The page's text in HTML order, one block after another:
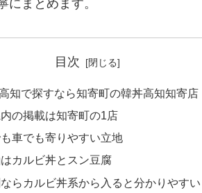
まとめます。
目次
知で探すなら知寄町の韓丼高知知寄店
の掲載は知寄町の1店
車でも寄りやすい立地
カルビ丼とスン豆腐
らカルビ丼系から入ると分かりやすい